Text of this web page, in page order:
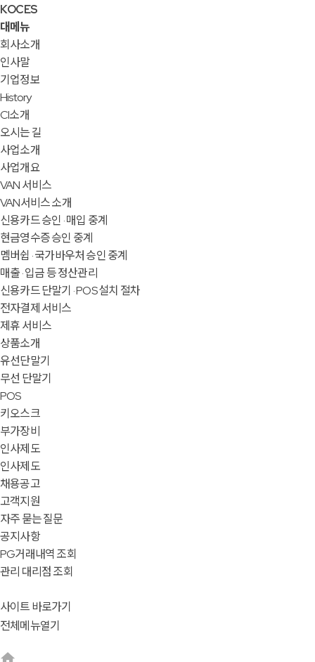
KOCES
대메뉴
회사소개
인사말
기업정보
History
CI소개
오시는 길
사업소개
사업개요
VAN 서비스
VAN서비스 소개
신용카드 승인 · 매입 중계
현금영수증 승인 중계
멤버쉽 · 국가바우처 승인 중계
매출 · 입금 등 정산관리
신용카드 단말기 · POS 설치 절차
전자결제 서비스
제휴 서비스
상품소개
유선단말기
무선 단말기
POS
키오스크
부가장비
인사제도
인사제도
채용공고
고객지원
자주 묻는 질문
공지사항
PG거래내역 조회
관리 대리점 조회
사이트 바로가기
전체메뉴열기